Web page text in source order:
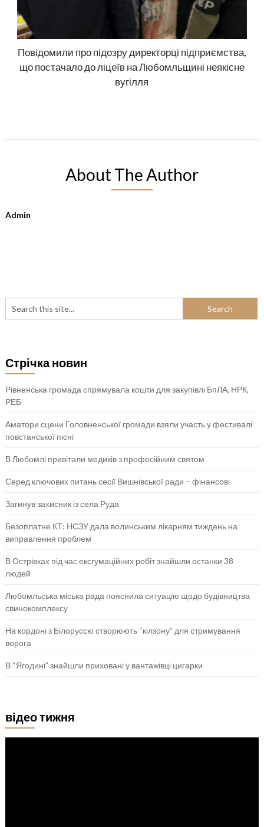
Повідомили про підозру директорці підприємства,
що постачало до ліцеїв на Любомльщині неякісне
вугілля
About The Author
Admin
Стрічка новин
Рівненська громада спрямувала кошти для закупівлі БпЛА, НРК,
РЕБ
Аматори сцени Головненської громади взяли участь у фестивалі
повстанської пісні
В Любомлі привітали медиків з професійним святом
Серед ключових питань сесії Вишнівської ради – фінансові
Загинув захисник із села Руда
Безоплатне КТ: НСЗУ дала волинським лікарням тиждень на
виправлення проблем
В Острівках під час ексгумаційних робіт знайшли останки 38
людей
Любомльська міська рада пояснила ситуацію щодо будівництва
свинокомплексу
На кордоні з Білоруссю створюють “кілзону” для стримування
ворога
В “Ягодині” знайшли приховані у вантажівці цигарки
відео тижня